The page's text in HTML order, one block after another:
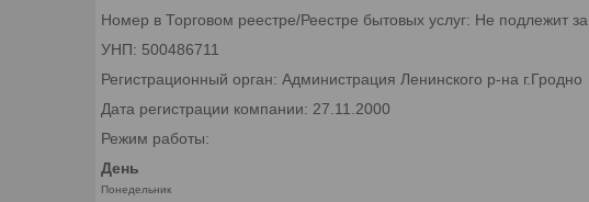
Номер в Торговом реестре/Реестре бытовых услуг: Не подлежит
УНП: 500486711
Регистрационный орган: Администрация Ленинского р-на г.Гродно
Дата регистрации компании: 27.11.2000
Режим работы:
День
Понедельник